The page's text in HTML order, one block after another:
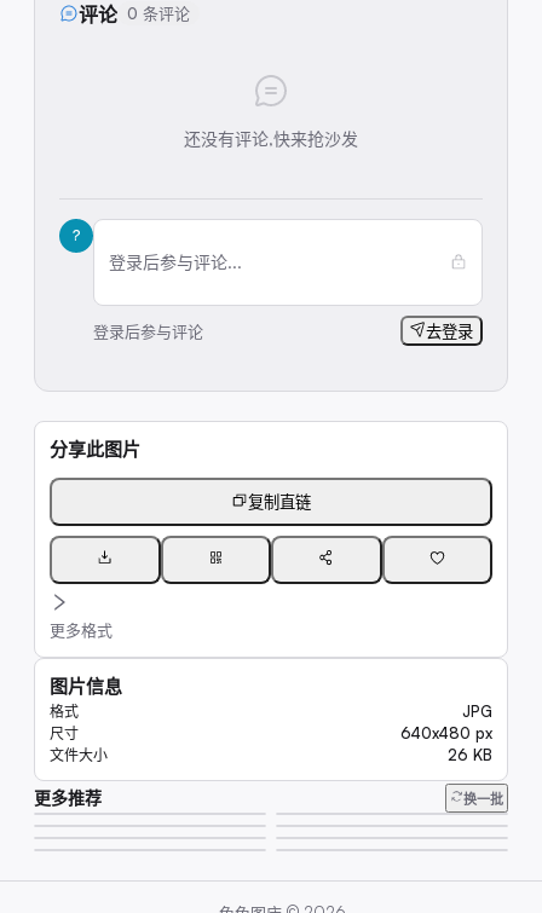
评论 0 条评论
还没有评论,快来抢沙发
?
登录后参与评论...
登录后参与评论 去登录
分享此图片
复制直链
更多格式
图片信息
格式 JPG
尺寸 640x480 px
文件大小 26 KB
更多推荐 换一批
9.9K
23K
7.7K
6.6K
14K
15K
9.9K